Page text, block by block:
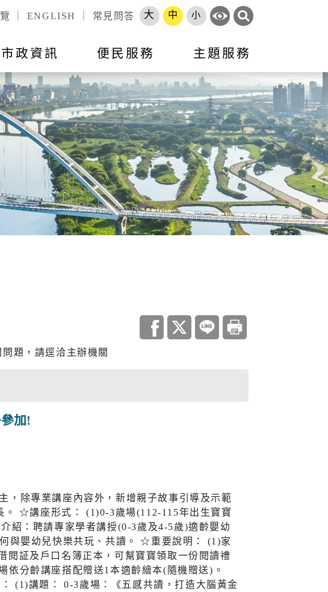
ENGLISH 常見問答 大 中 小
活動訊息
市政資訊
政會議紀錄 市政會議專題報告
計資訊
議員所提地方建設建議
對民間團體補（捐）助
民生統計速報
衛生檢測
開放資料
便民服務
有不動產標租資訊 跨區服務網
二代智慧里長服務 智能客服
主題服務
政
戶籍登記申辦須知
服務時間
戶政規費收費標準
戶籍罰鍰處罰金額基準
表
異地申辦項目
就業
就業資訊
勞工大學
市府徵才
職訓補給站
原住民人力資源網
消
消防分隊
婦幼安全
防災資訊
水域安全宣導
都市更新
居住服務
題，請逕洽主辦機關
加!
，除專業講座內容外，新增親子故事引導及示範
☆講座形式： (1)0-3歲場(112-115年出生寶寶
紹：聘請專家學者講授(0-3歲及4-5歲)適齡嬰幼
與嬰幼兒快樂共玩、共讀。 ☆重要說明： (1)家
閱証及戶口名簿正本，可幫寶寶領取一份閱讀禮
分齡講座搭配贈送1本適齡繪本(隨機贈送)。
(1)講題： 0-3歲場：《五感共讀，打造大腦黃金